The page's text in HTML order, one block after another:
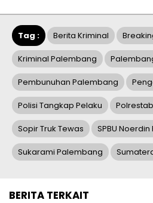
Tag : Berita Kriminal
Kriminal Palembang
Pembunuhan Palembang
Polisi Tangkap Pelaku
Sopir Truk Tewas SPBU Noerdin
Sukarami Palembang
BERITA TERKAIT